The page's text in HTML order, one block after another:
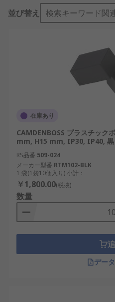
電子部品をポッティングボッ
て、任意のゲル状の物質で
そうすると、振動や衝撃から
湿気や他の腐食要因によって
ることが無くなります。
ポッティングボックスのタイ
一般に、ポッティングボック
収納する電子部品の寸法に応
た、ポッティングボックスの
も異なります。通常はシリコ
されますが、熱硬化性プラス
す。
並び替え 検索キーワード関
在庫あり
CAMDENBOSS プラスチック
mm, H15 mm, IP30, IP40, 黒
RS品番 509-024
メーカー型番 RTM102-BLK
1 袋(1袋10個入り) 小計：
￥1,800.00(税抜)
数量
デー